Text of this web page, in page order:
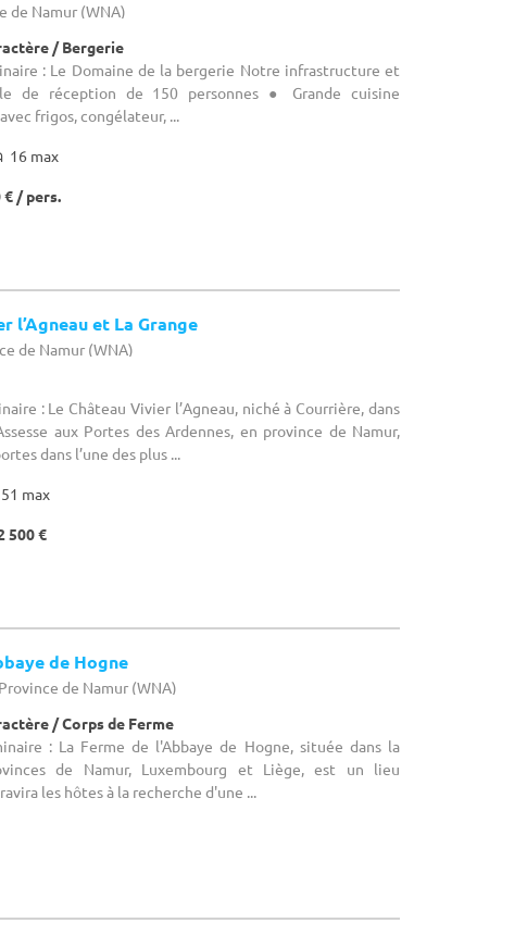
de Namur (WNA)
/ Bergerie
: Le Domaine de la bergerie Notre infrastructure et
de réception de 150 personnes ● Grande cuisine
frigos, congélateur, ...
16 max
€ / pers.
l’Agneau et La Grange
de Namur (WNA)
: Le Château Vivier l’Agneau, niché à Courrière, dans
aux Portes des Ardennes, en province de Namur,
dans l’une des plus ...
51 max
500 €
de Hogne
de Namur (WNA)
/ Corps de Ferme
: La Ferme de l'Abbaye de Hogne, située dans la
de Namur, Luxembourg et Liège, est un lieu
les hôtes à la recherche d'une ...